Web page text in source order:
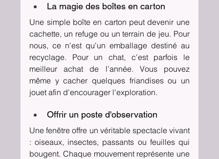
La magie des boîtes en carton
Une simple boîte en carton peut devenir une
cachette, un refuge ou un terrain de jeu. Pour
nous, ce n'est qu'un emballage destiné au
recyclage. Pour un chat, c'est parfois le
meilleur achat de l'année. Vous pouvez
même y cacher quelques friandises ou un
jouet afin d'encourager l'exploration.
Offrir un poste d'observation
Une fenêtre offre un véritable spectacle vivant
: oiseaux, insectes, passants ou feuilles qui
bougent. Chaque mouvement représente une